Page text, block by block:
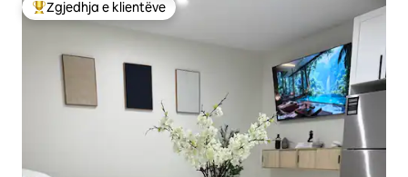
Më të mirat e zgjedhjeve të klientëve
Zgjedhja e klientëve